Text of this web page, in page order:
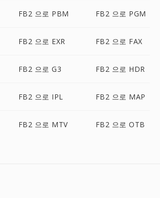
FB2 으로 PBM FB2 으로 PGM
FB2 으로 EXR FB2 으로 FAX
FB2 으로 G3 FB2 으로 HDR
FB2 으로 IPL FB2 으로 MAP
FB2 으로 MTV FB2 으로 OTB